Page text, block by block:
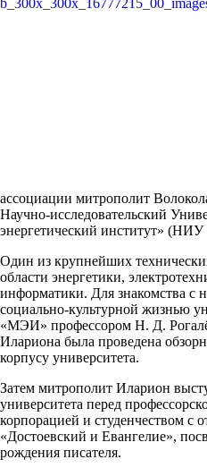
ассоциации митрополит
Научно-исследовательский
энергетический институт»
Один из крупнейших
области энергетики,
информатики. Для знакомства с
социально-культурной жизнью
«МЭИ» профессором Н. Д.
Илариона была проведена
корпусу университета.
Затем митрополит Иларион
университета перед
корпорацией и студенчеством с
«Достоевский и Евангелие»,
рождения писателя.